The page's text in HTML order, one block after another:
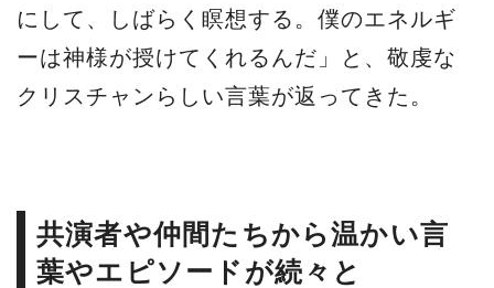
にして、しばらく瞑想する。僕のエネルギ
ーは神様が授けてくれるんだ」と、敬虔な
クリスチャンらしい言葉が返ってきた。
共演者や仲間たちから温かい言
葉やエピソードが続々と